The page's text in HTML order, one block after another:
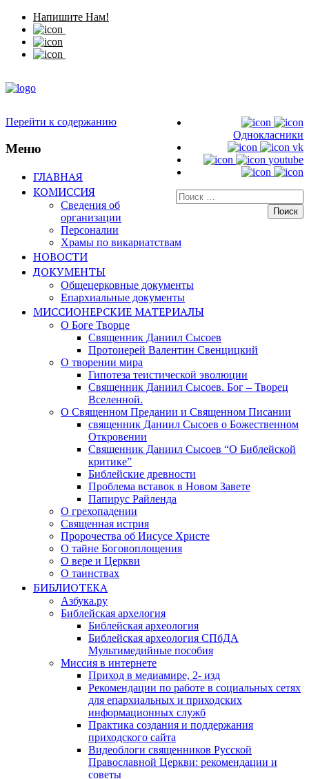
Напишите Нам!
Однокласники
vk
youtube
Искать:
Перейти к содержанию
Меню
ГЛАВНАЯ
КОМИССИЯ
Сведения об
организации
Персоналии
Храмы по викариатствам
НОВОСТИ
ДОКУМЕНТЫ
Общецерковные документы
Епархиальные документы
МИССИОНЕРСКИЕ МАТЕРИАЛЫ
О Боге Творце
Священник Даниил Сысоев
Протоиерей Валентин Свенцицкий
О творении мира
Гипотеза теистической эволюции
Священник Даниил Сысоев. Бог – Творец
Вселенной.
О Священном Предании и Священном Писании
священник Даниил Сысоев о Божественном
Откровении
Священник Даниил Сысоев “О Библейской
критике”
Библейские древности
Проблема вставок в Новом Завете
Папирус Райленда
О грехопадении
Священная истрия
Пророчества об Иисусе Христе
О тайне Боговоплощения
О вере и Церкви
О таинствах
БИБЛИОТЕКА
Азбука.ру
Библейская архелогия
Библейская археология
Библейская археология СПбДА
Мультимедийные пособия
Миссия в интернете
Приход в медиамире, 2- изд
Рекомендации по работе в социальных сетях
для епархиальных и приходских
информационных служб
Практика создания и поддержания
приходского сайта
Видеоблоги священников Русской
Православной Церкви: рекомендации и
советы